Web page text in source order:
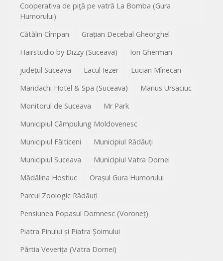
Cooperativa de piţă pe vatră La Bomba (Gura
Humorului)
Cătălin Cîmpan
Grațian Decebal Gheorghel
Hairstudio by Dizzy (Suceava)
Ion Gherman
județul Suceava
Lacul Iezer
Lucian Mînecan
Mandachi Hotel & Spa (Suceava)
Marius Ursaciuc
Monitorul de Suceava
Mr Park
Municipiul Câmpulung Moldovenesc
Municipiul Fălticeni
Municipiul Rădăuți
Municipiul Suceava
Municipiul Vatra Dornei
Mădălina Hostiuc
Orașul Gura Humorului
Parcul Zoologic Rădăuți
Pensiunea Popasul Domnesc (Voroneț)
Piatra Pinului și Piatra Șoimului
Pârtia Veverița (Vatra Dornei)